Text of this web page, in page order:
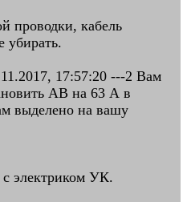
проводки, кабель
убирать.
17:57:20 ---2 Вам
АВ на 63 А в
выделено на вашу
электриком УК.